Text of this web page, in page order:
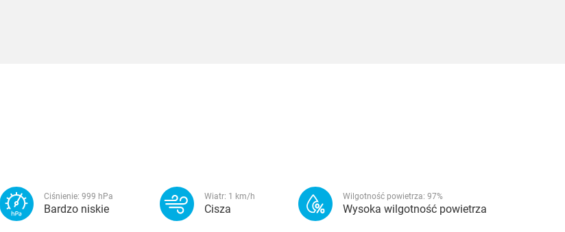
Ciśnienie: 999 hPa
Bardzo niskie
Wiatr: 1 km/h
Cisza
Wilgotność powietrza: 97%
Wysoka wilgotność powietrza